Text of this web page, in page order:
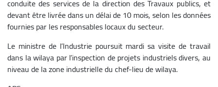
conduite des services de la direction des Travaux publics, et
devant être livrée dans un délai de 10 mois, selon les données
fournies par les responsables locaux du secteur.
Le ministre de l’Industrie poursuit mardi sa visite de travail
dans la wilaya par l’inspection de projets industriels divers, au
niveau de la zone industrielle du chef-lieu de wilaya.